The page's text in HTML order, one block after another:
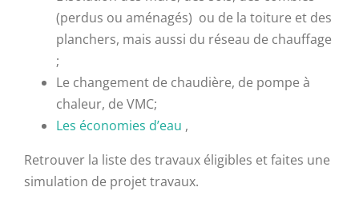
(perdus ou aménagés) ou de la toiture et des
planchers, mais aussi du réseau de chauffage
;
Le changement de chaudière, de pompe à
chaleur, de VMC;
Les économies d’eau ,
Retrouver la liste des travaux éligibles et faites une
simulation de projet travaux.